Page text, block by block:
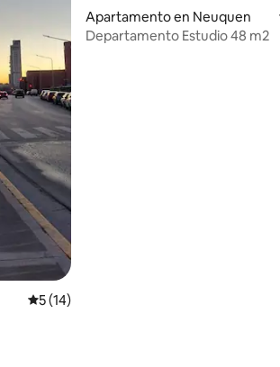
Calificación promedio: 5 de 5, 14 reseñas
5 (14)
Apartamento en Neuquen
Departamento Estudio 48 m2